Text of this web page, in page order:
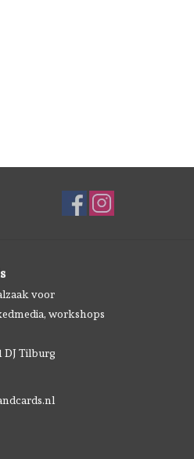
voor
workshops
DJ Tilburg